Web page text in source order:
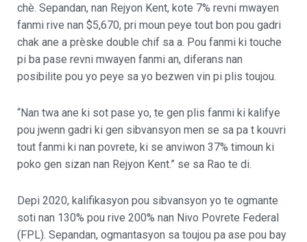
chè. Sepandan, nan Rejyon Kent, kote 7% revni mwayen
fanmi rive nan $5,670, pri moun peye tout bon pou gadri
chak ane a prèske double chif sa a. Pou fanmi ki touche
pi ba pase revni mwayen fanmi an, diferans nan
posibilite pou yo peye sa yo bezwen vin pi plis toujou.
“Nan twa ane ki sot pase yo, te gen plis fanmi ki kalifye
pou jwenn gadri ki gen sibvansyon men se sa pa t kouvri
tout fanmi ki nan povrete, ki se anviwon 37% timoun ki
poko gen sizan nan Rejyon Kent.” se sa Rao te di.
Depi 2020, kalifikasyon pou sibvansyon yo te ogmante
soti nan 130% pou rive 200% nan Nivo Povrete Federal
(FPL). Sepandan, ogmantasyon sa toujou pa ase pou bay